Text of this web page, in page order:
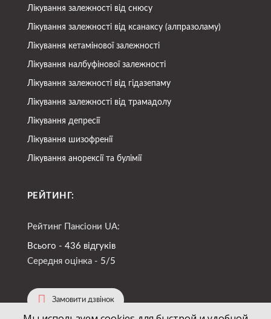
Лікування залежності від снюсу
Лікування залежності від ксанаксу (алпразоламу)
Лікування кетамінової залежності
Лікування налбуфінової залежності
Лікування залежності від гідазепаму
Лікування залежності від трамадолу
Лікування депресії
Лікування шизофренії
Лікування анорексії та булімії
РЕЙТИНГ:
Рейтинг Пансіони UA:
Всього - 436 відгуків
Середня оцінка - 5/5
Замовити дзвінок